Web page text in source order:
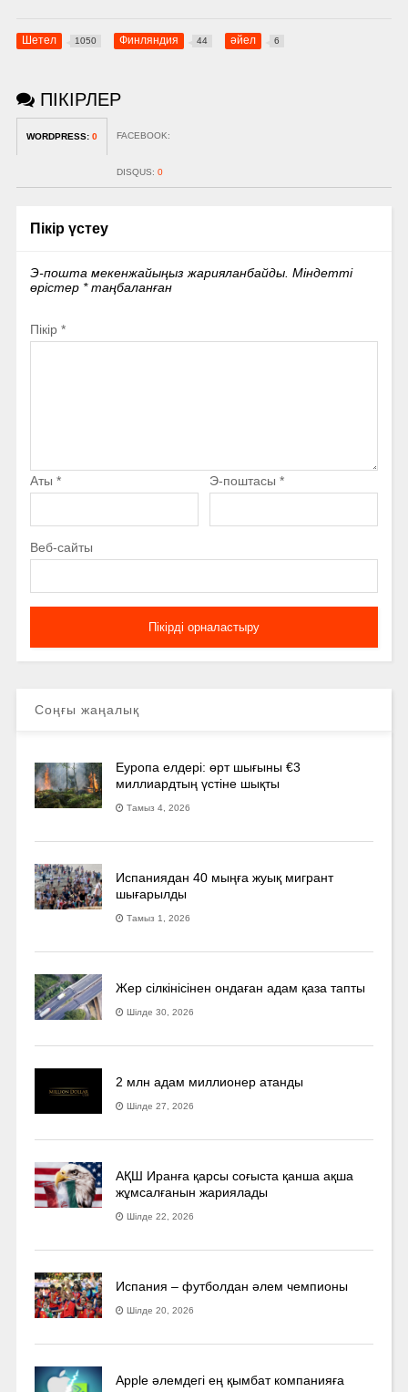
Шетел 1050 Финляндия 44 әйел 6
ПІКІРЛЕР
WORDPRESS: 0 FACEBOOK:
DISQUS: 0
Пікір үстеу
Э-пошта мекенжайыңыз жарияланбайды. Міндетті
өрістер *таңбаланған
Пікір *
Аты * Э-поштасы *
Веб-сайты
Соңғы жаңалық
Еуропа елдері: өрт шығыны €3
миллиардтың үстіне шықты
Тамыз 4, 2026
Испаниядан 40 мыңға жуық мигрант
шығарылды
Тамыз 1, 2026
Жер сілкінісінен ондаған адам қаза тапты
Шілде 30, 2026
2 млн адам миллионер атанды
Шілде 27, 2026
АҚШ Иранға қарсы соғыста қанша ақша
жұмсалғанын жариялады
Шілде 22, 2026
Испания – футболдан әлем чемпионы
Шілде 20, 2026
Apple әлемдегі ең қымбат компанияға